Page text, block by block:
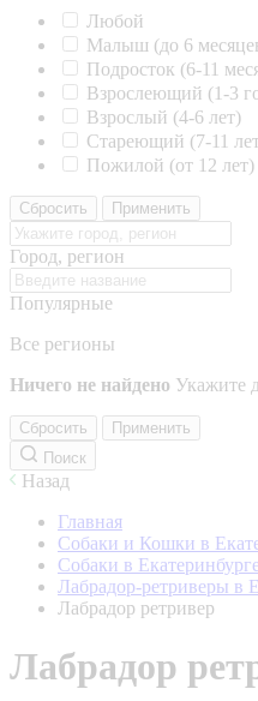
Любой
Малыш (до 6
Подросток (6-11
Взрослеющий (1-3
Взрослый (4-6 лет)
Стареющий (7-11
Пожилой (от 12 лет)
Сбросить Применить
Город, регион
Популярные
Все регионы
Ничего не найдено Укажите
Сбросить
Применить
Поиск
Назад
Главная
Собаки и Кошки в
Собаки в
Лабрадор-ретриверы в
Лабрадор ретривер
Лабрадор